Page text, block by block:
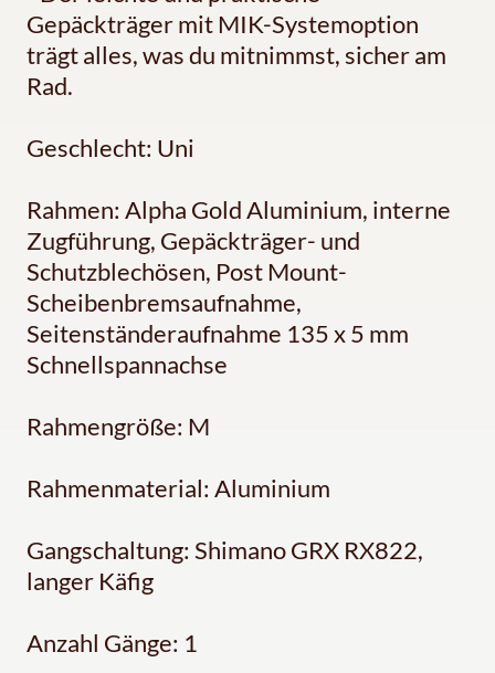
Gepäckträger mit MIK-Systemoption
trägt alles, was du mitnimmst, sicher am
Rad.
Geschlecht: Uni
Rahmen: Alpha Gold Aluminium, interne
Zugführung, Gepäckträger- und
Schutzblechösen, Post Mount-
Scheibenbremsaufnahme,
Seitenständeraufnahme 135 x 5 mm
Schnellspannachse
Rahmengröße: M
Rahmenmaterial: Aluminium
Gangschaltung: Shimano GRX RX822,
langer Käfig
Anzahl Gänge: 1